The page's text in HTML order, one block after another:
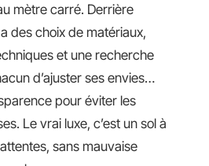
mètre carré. Derrière
des choix de matériaux,
et une recherche
d’ajuster ses envies…
pour éviter les
Le vrai luxe, c’est un sol à
sans mauvaise